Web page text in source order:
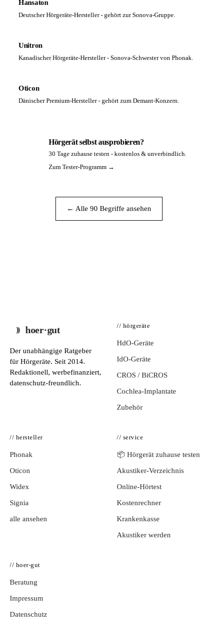
Hansaton
Deutscher Hörgeräte-Hersteller - gehört zur Sonova-Gruppe.
Unitron
Kanadischer Hörgeräte-Hersteller - Sonova-Schwester von Phonak.
Oticon
Dänischer Premium-Hersteller - gehört zum Demant-Konzern.
Hörgerät selbst ausprobieren?
30 Tage zuhause testen - kostenlos & unverbindlich.
Zum Tester-Programm →
← Alle 90 Begriffe ansehen
hoer·gut
Der unabhängige Ratgeber
für Hörgeräte. Seit 2014.
Redaktionell, werbefinanziert,
datenschutz-freundlich.
// hörgeräte
HdO-Geräte
IdO-Geräte
CROS / BiCROS
Cochlea-Implantate
Zubehör
// hersteller
Phonak
Oticon
Widex
Signia
alle ansehen
// service
📦 Hörgerät zuhause testen
Akustiker-Verzeichnis
Online-Hörtest
Kostenrechner
Krankenkasse
Akustiker werden
// hoer-gut
Beratung
Impressum
Datenschutz